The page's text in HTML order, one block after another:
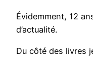
Évidemment, 12
d’actualité.
Du côté des livres